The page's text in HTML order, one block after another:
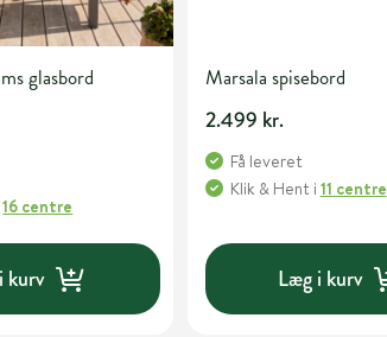
glasbord
16 centre
kurv
Marsala spisebord
2.499 kr.
Få leveret
Klik & Hent i 11 centre
Læg i kurv